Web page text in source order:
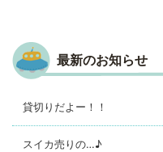
最新のお知らせ
貸切りだよー！！
スイカ売りの…♪